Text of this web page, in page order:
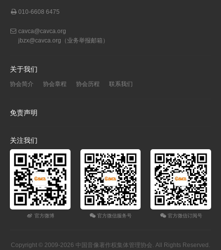
010-6608 6475
cavca@cavca.org
jbzx@cavca.org （业务举报邮箱）
关于我们
协会简介 协会章程 协会历程 联系我们
免责声明
关注我们
官方微博 官方微信服务号 官方微信订阅号
Copyright © 2009-2026 中国音像著作权集体管理协会. All Rights Reserved.